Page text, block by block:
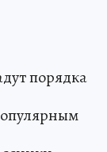
порядка